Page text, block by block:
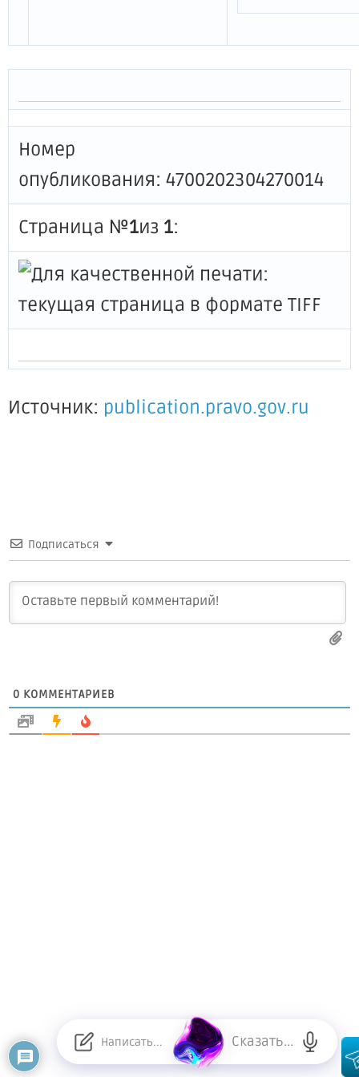
Номер
опубликования: 4700202304270014
Страница №1из 1:
Источник: publication.pravo.gov.ru
Подписаться
0 КОММЕНТАРИЕВ
Сказать...